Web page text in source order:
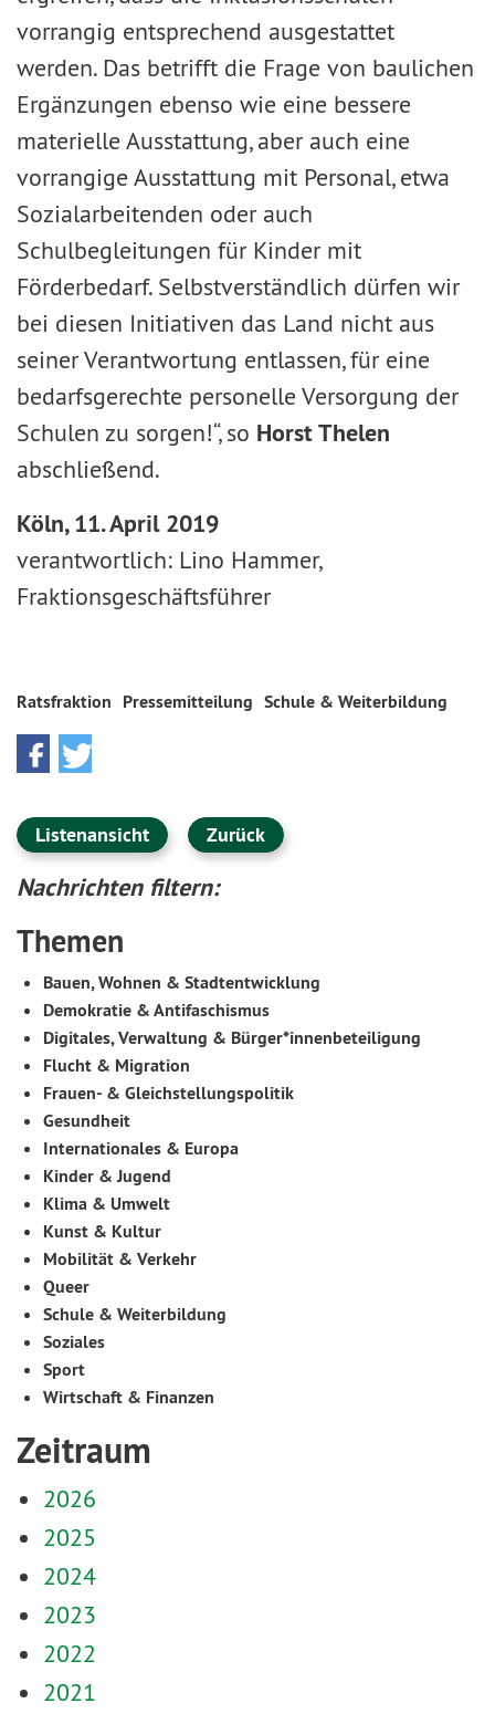
vorrangig entsprechend ausgestattet
werden. Das betrifft die Frage von baulichen
Ergänzungen ebenso wie eine bessere
materielle Ausstattung, aber auch eine
vorrangige Ausstattung mit Personal, etwa
Sozialarbeitenden oder auch
Schulbegleitungen für Kinder mit
Förderbedarf. Selbstverständlich dürfen wir
bei diesen Initiativen das Land nicht aus
seiner Verantwortung entlassen, für eine
bedarfsgerechte personelle Versorgung der
Schulen zu sorgen!“, so Horst Thelen
abschließend.
Köln, 11. April 2019
verantwortlich: Lino Hammer,
Fraktionsgeschäftsführer
Ratsfraktion Pressemitteilung Schule & Weiterbildung
Listenansicht Zurück
Nachrichten filtern:
Themen
Bauen, Wohnen & Stadtentwicklung
Demokratie & Antifaschismus
Digitales, Verwaltung & Bürger*innenbeteiligung
Flucht & Migration
Frauen- & Gleichstellungspolitik
Gesundheit
Internationales & Europa
Kinder & Jugend
Klima & Umwelt
Kunst & Kultur
Mobilität & Verkehr
Queer
Schule & Weiterbildung
Soziales
Sport
Wirtschaft & Finanzen
Zeitraum
2026
2025
2024
2023
2022
2021